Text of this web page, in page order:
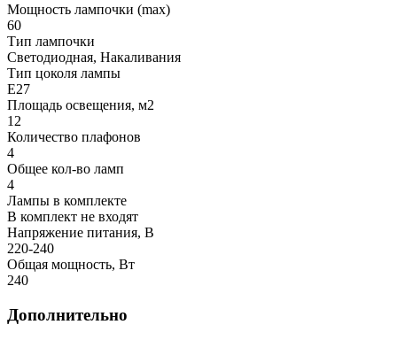
Мощность лампочки (max)
60
Тип лампочки
Светодиодная, Накаливания
Тип цоколя лампы
E27
Площадь освещения, м2
12
Количество плафонов
4
Общее кол-во ламп
4
Лампы в комплекте
В комплект не входят
Напряжение питания, В
220-240
Общая мощность, Вт
240
Дополнительно